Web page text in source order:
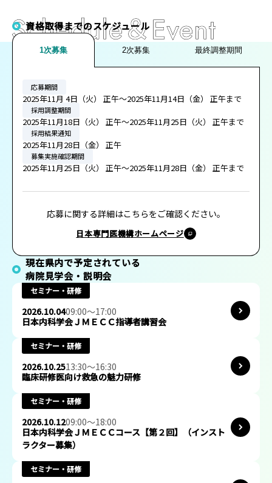
歴史ある文化に触れ、四季折々の豊かな自然も身近に
感じられる埼玉。伝統と自然が暮らしに彩りを添え、
資格取得までのスケジュール
1次募集 2次募集 最終調整期間
応募期間
2025年11月 4日（火） 正午～2025年11月14日（金） 正午まで
採用結果通知
2025年11月28日（金） 正午
募集実施確認期間
2025年11月25日（火） 正午～2025年11月28日（金） 正午まで
応募に関する詳細はこちらをご確認ください。
日本専門医機構ホームページ
現在県内で予定されている
病院見学会・説明会
2026.10.0409:00〜17:00
日本内科学会ＪＭＥＣＣ指導者講習会
セミナー・研修